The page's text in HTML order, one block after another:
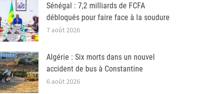
Sénégal : 7,2 milliards de FCFA
débloqués pour faire face à la soudure
7 août 2026
Algérie : Six morts dans un nouvel
accident de bus à Constantine
6 août 2026